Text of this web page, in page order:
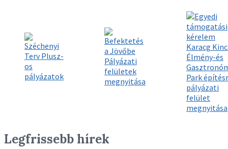
Legfrissebb hírek